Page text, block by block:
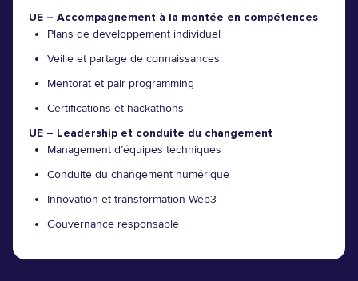
UE – Accompagnement à la montée en compétences
Plans de développement individuel
Veille et partage de connaissances
Mentorat et pair programming
Certifications et hackathons
UE – Leadership et conduite du changement
Management d’équipes techniques
Conduite du changement numérique
Innovation et transformation Web3
Gouvernance responsable